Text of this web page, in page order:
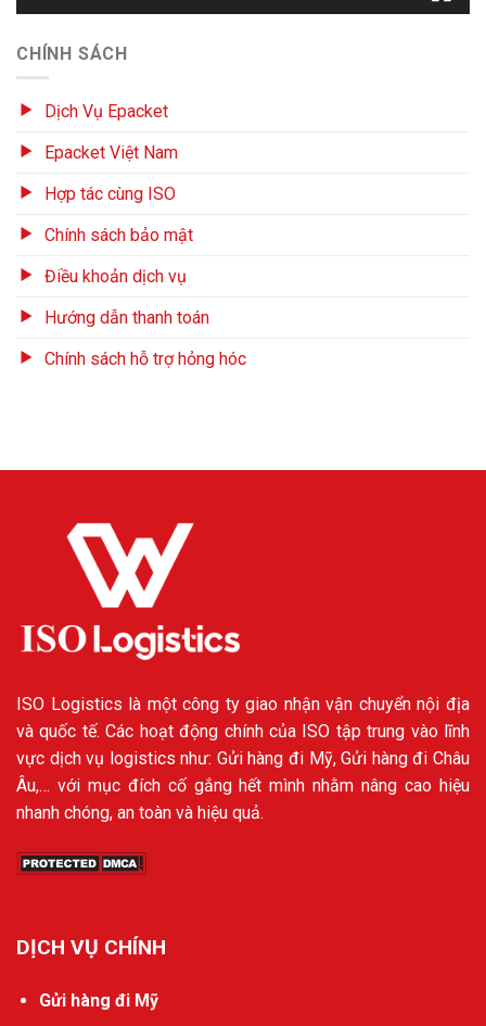
CHÍNH SÁCH
Dịch Vụ Epacket
Epacket Việt Nam
Hợp tác cùng ISO
Chính sách bảo mật
Điều khoản dịch vụ
Hướng dẫn thanh toán
Chính sách hỗ trợ hỏng hóc
ISO Logistics là một công ty giao nhận vận chuyển nội địa
và quốc tế. Các hoạt động chính của ISO tập trung vào lĩnh
vực dịch vụ logistics như: Gửi hàng đi Mỹ, Gửi hàng đi Châu
Âu,… với mục đích cố gắng hết mình nhằm nâng cao hiệu
nhanh chóng, an toàn và hiệu quả.
DỊCH VỤ CHÍNH
Gửi hàng đi Mỹ